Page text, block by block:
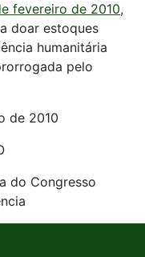
fevereiro de 2010,
doar estoques
humanitária
pelo
de 2010
do Congresso